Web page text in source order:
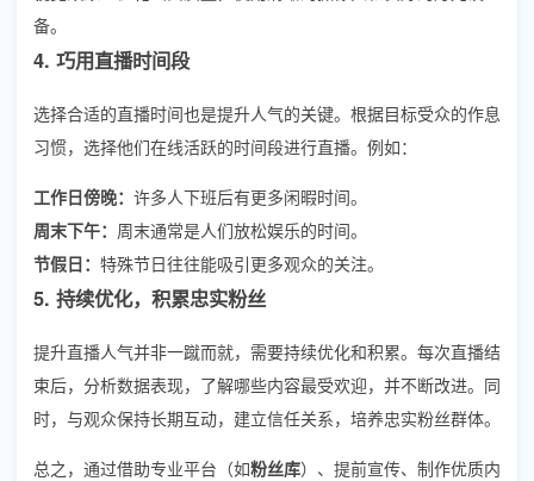
备。
4. 巧用直播时间段
选择合适的直播时间也是提升人气的关键。根据目标受众的作息
习惯，选择他们在线活跃的时间段进行直播。例如：
工作日傍晚： 许多人下班后有更多闲暇时间。
周末下午： 周末通常是人们放松娱乐的时间。
节假日： 特殊节日往往能吸引更多观众的关注。
5. 持续优化，积累忠实粉丝
提升直播人气并非一蹴而就，需要持续优化和积累。每次直播结
束后，分析数据表现，了解哪些内容最受欢迎，并不断改进。同
时，与观众保持长期互动，建立信任关系，培养忠实粉丝群体。
总之，通过借助专业平台（如粉丝库）、提前宣传、制作优质内